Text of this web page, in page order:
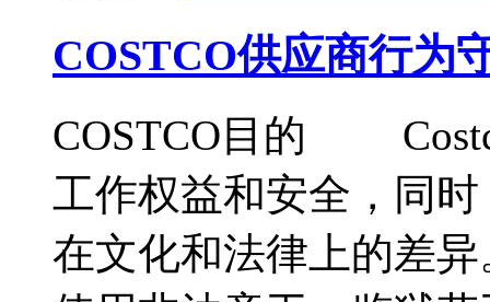
COSTCO供应商行为
COSTCO目的
工作权益和安全，同
在文化和法律上的差